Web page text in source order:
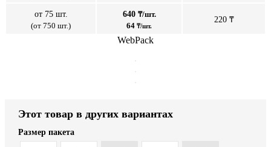
от 75 шт.
(от 750 шт.)
640 ₸/шт.
64 ₸/шт.
220 ₸
WebPack
Этот товар в других вариантах
Размер пакета